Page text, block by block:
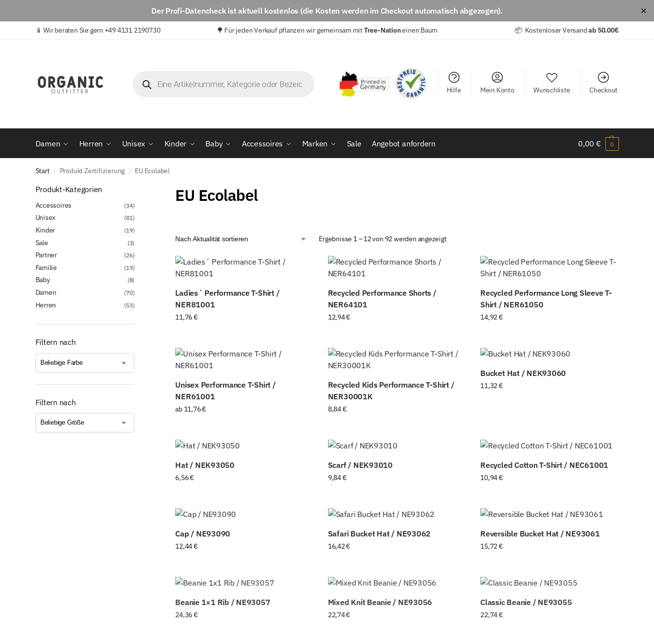
Der Profi-Datencheckist aktuell kostenlos (die Kosten werden im Checkout automatisch abgezogen). ✕
📱Wir beraten Sie gern +49 4131 2190730 🌳 Für jeden Verkauf pflanzen wir gemeinsam mitTree-Nationeinen Baum 📦 Kostenloser Versandab 50.00€
Hilfe Mein Konto Wunschliste Checkout
Damen Herren Unisex Kinder Baby Accessoires Marken Sale Angebot anfordern 0,00 € 0
Start / Produkt Zertifizierung / EU Ecolabel
EU Ecolabel
Ergebnisse 1 – 12 von 92 werden angezeigt
Ladies´ Performance T-Shirt /
NER81001
11,76€
Recycled Performance Shorts /
NER64101
12,94€
Recycled Performance Long Sleeve T-
Shirt / NER61050
14,92€
Unisex Performance T-Shirt /
NER61001
ab 11,76€
Recycled Kids Performance T-Shirt /
NER30001K
8,84€
Bucket Hat / NEK93060
11,32€
Hat / NEK93050
6,56€
Scarf / NEK93010
9,84€
Recycled Cotton T-Shirt / NEC61001
10,94€
Cap / NE93090
12,44€
Safari Bucket Hat / NE93062
16,42€
Reversible Bucket Hat / NE93061
15,72€
Beanie 1×1 Rib / NE93057
24,36€
Mixed Knit Beanie / NE93056
22,74€
Classic Beanie / NE93055
22,74€
Produkt-Kategorien
Accessoires (34)
Unisex (81)
Kinder (19)
Sale (3)
Partner (26)
Familie (19)
Baby (8)
Damen (70)
Herren (53)
Filtern nach
Filtern nach